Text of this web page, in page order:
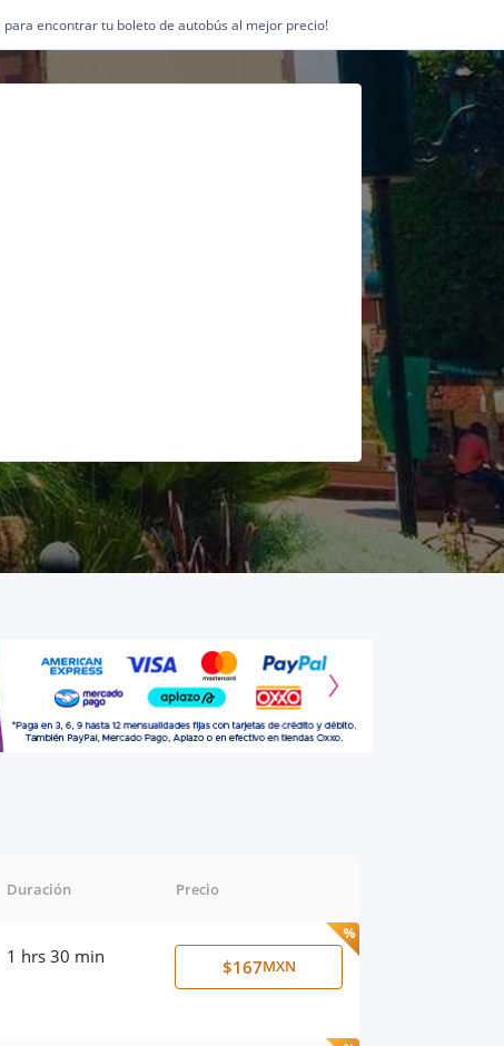
para encontrar tu boleto de autobús al mejor precio!
Duración Precio
1 hrs 30 min $167MXN